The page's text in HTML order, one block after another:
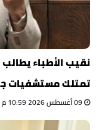
نقيب الأطباء
تمتلك مستشفيات